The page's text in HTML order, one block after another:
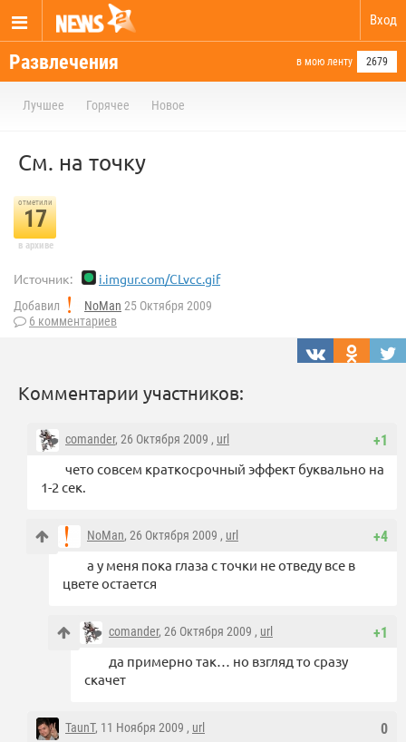
Вход
Развлечения в мою ленту 2679
Лучшее Горячее Новое
См. на точку
отметили
17
в архиве
Источник: i.imgur.com/CLvcc.gif
Добавил NoMan 25 Октября 2009
6 комментариев
Комментарии участников:
+1
comander, 26 Октября 2009 , url
чето совсем краткосрочный эффект буквально на
1-2 сек.
+4
NoMan, 26 Октября 2009 , url
а у меня пока глаза с точки не отведу все в
цвете остается
+1
comander, 26 Октября 2009 , url
да примерно так… но взгляд то сразу
скачет
0
TaunT, 11 Ноября 2009 , url